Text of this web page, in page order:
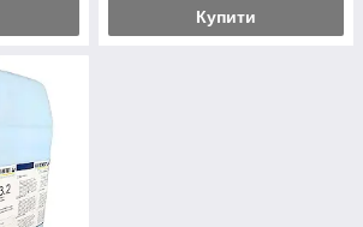
Купити